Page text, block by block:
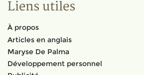
Liens utiles
À propos
Articles en anglais
Maryse De Palma
Développement personnel